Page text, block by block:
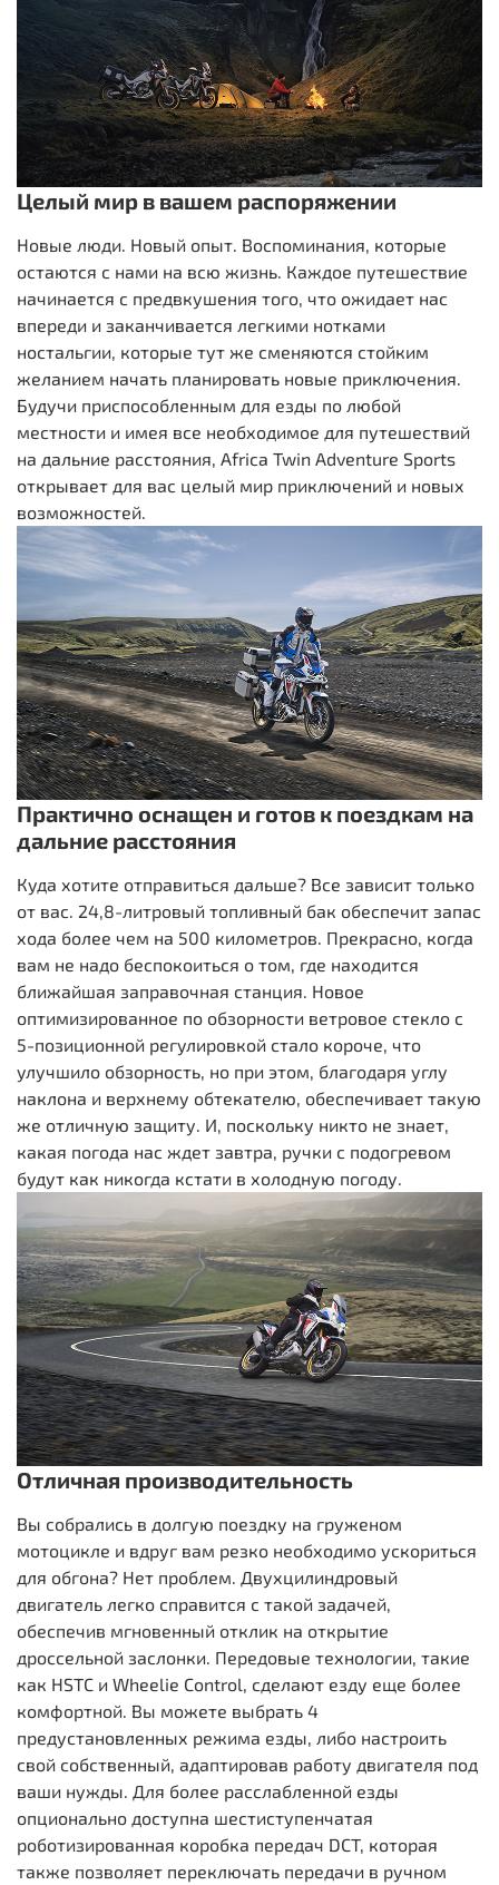
Целый мир в вашем распоряжении
Новые люди. Новый опыт. Воспоминания, которые
остаются с нами на всю жизнь. Каждое путешествие
начинается с предвкушения того, что ожидает нас
впереди и заканчивается легкими нотками
ностальгии, которые тут же сменяются стойким
желанием начать планировать новые приключения.
Будучи приспособленным для езды по любой
местности и имея все необходимое для путешествий
на дальние расстояния, Africa Twin Adventure Sports
открывает для вас целый мир приключений и новых
возможностей.
Практично оснащен и готов к поездкам на
дальние расстояния
Куда хотите отправиться дальше? Все зависит только
от вас. 24,8-литровый топливный бак обеспечит запас
хода более чем на 500 километров. Прекрасно, когда
вам не надо беспокоиться о том, где находится
ближайшая заправочная станция. Новое
оптимизированное по обзорности ветровое стекло с
5-позиционной регулировкой стало короче, что
улучшило обзорность, но при этом, благодаря углу
наклона и верхнему обтекателю, обеспечивает такую
же отличную защиту. И, поскольку никто не знает,
какая погода нас ждет завтра, ручки с подогревом
будут как никогда кстати в холодную погоду.
Отличная производительность
Вы собрались в долгую поездку на груженом
мотоцикле и вдруг вам резко необходимо ускориться
для обгона? Нет проблем. Двухцилиндровый
двигатель легко справится с такой задачей,
обеспечив мгновенный отклик на открытие
дроссельной заслонки. Передовые технологии, такие
как HSTC и Wheelie Control, сделают езду еще более
комфортной. Вы можете выбрать 4
предустановленных режима езды, либо настроить
свой собственный, адаптировав работу двигателя под
ваши нужды. Для более расслабленной езды
опционально доступна шестиступенчатая
роботизированная коробка передач DCT, которая
также позволяет переключать передачи в ручном